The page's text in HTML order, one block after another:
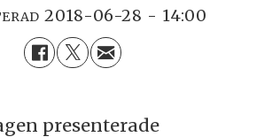
2018-06-28 - 14:00
presenterade